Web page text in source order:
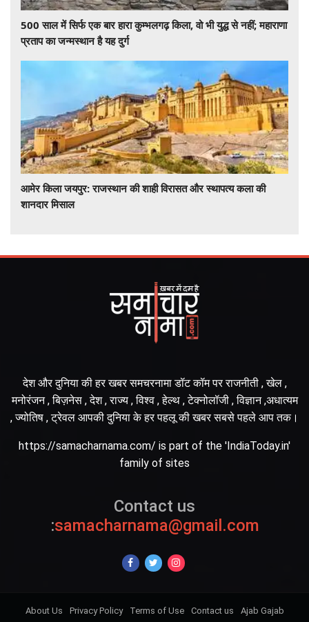
500 साल में सिर्फ एक बार हारा कुम्भलगढ़ किला, वो भी युद्ध से नहीं; महाराणा
प्रताप का जन्मस्थान है यह दुर्ग
आमेर किला जयपुर: राजस्थान की शाही विरासत और स्थापत्य कला की
शानदार मिसाल
देश और दुनिया की हर खबर समचरनामा डॉट कॉम पर राजनीती , खेल ,
मनोरंजन , बिज़नेस , देश , राज्य , विश्व , हेल्थ , टेक्नोलॉजी , विज्ञान ,अधात्यम
, ज्योतिष , ट्रेवल आपकी दुनिया के हर पहलू की खबर सबसे पहले आप तक।
https://samacharnama.com/ is part of the 'IndiaToday.in'
family of sites
Contact us
:samacharnama@gmail.com
About Us Privacy Policy Terms of Use Contact us Ajab Gajab